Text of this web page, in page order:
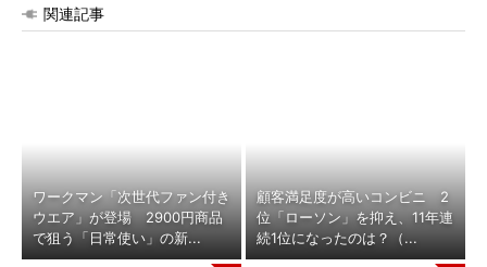
関連記事
ワークマン「次世代ファン付き
ウエア」が登場 2900円商品
で狙う「日常使い」の新...
顧客満足度が高いコンビニ 2
位「ローソン」を抑え、11年連
続1位になったのは？（...